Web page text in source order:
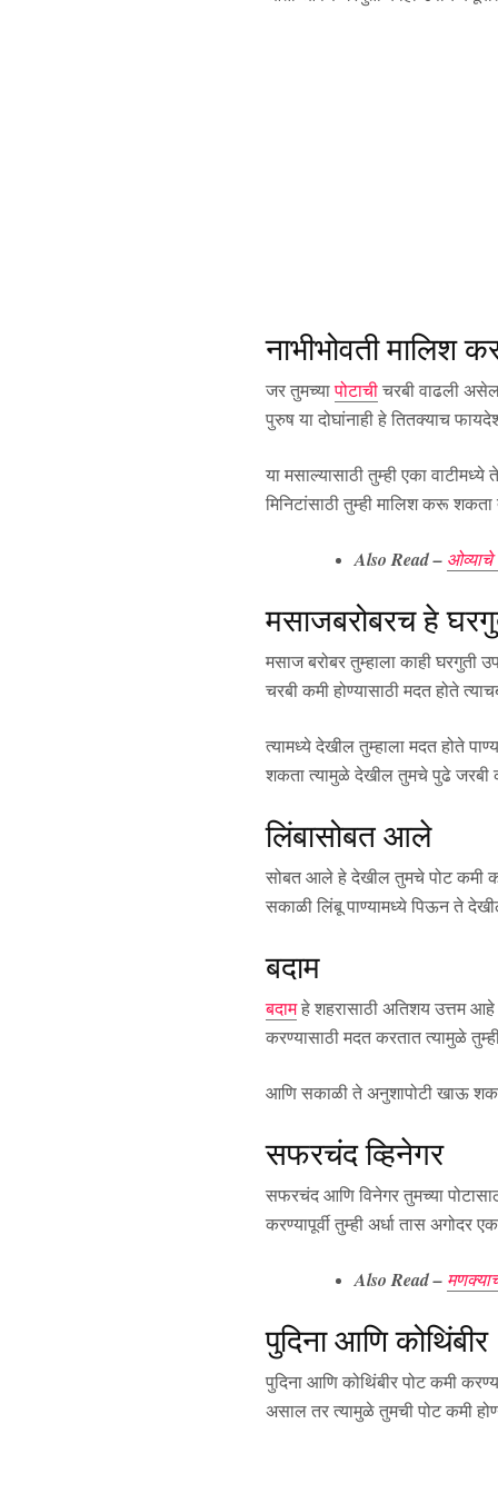
नाभीभोवती मालिश
जर तुमच्यापोटाचीचरबी वाढली
पुरुष या दोघांनाही हे तितक्याच
या मसाल्यासाठी तुम्ही एका
मिनिटांसाठी तुम्ही मालिश करू
Also Read –
मसाजबरोबरच हे
मसाज बरोबर तुम्हाला काही
चरबी कमी होण्यासाठी मदत होते
त्यामध्ये देखील तुम्हाला मदत होते
शकता त्यामुळे देखील तुमचे पुढे जरबी
लिंबासोबत आले
सोबत आले हे देखील तुमचे पोट कमी
सकाळी लिंबू पाण्यामध्ये पिऊन ते
बदाम
बदामहे शहरासाठी अतिशय उत्तम आहे
करण्यासाठी मदत करतात त्यामुळे
आणि सकाळी ते अनुशापोटी खाऊ
सफरचंद व्हिनेगर
सफरचंद आणि विनेगर तुमच्या
करण्यापूर्वी तुम्ही अर्धा तास
Also Read –
पुदिना आणि कोथिंबीर
पुदिना आणि कोथिंबीर पोट कमी
असाल तर त्यामुळे तुमची पोट कमी